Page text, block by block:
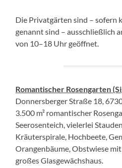
Die Privatgärten sind – sofern
genannt sind – ausschließlich
von 10–18 Uhr geöffnet.
Romantischer Rosengarten
Donnersberger Straße 18,
3.500 m² romantischer
Seerosenteich, vielerlei
Kräuterspirale, Hochbeete,
Orangenbäume, Obstwiese
großes Glasgewächshaus.